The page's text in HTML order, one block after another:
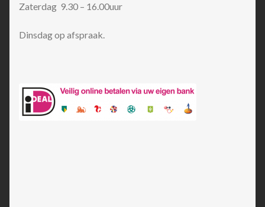
Zaterdag 9.30 – 16.00uur
Dinsdag op afspraak.